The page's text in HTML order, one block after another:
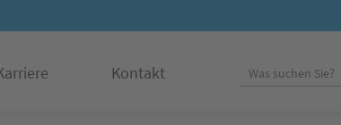
Kontakt